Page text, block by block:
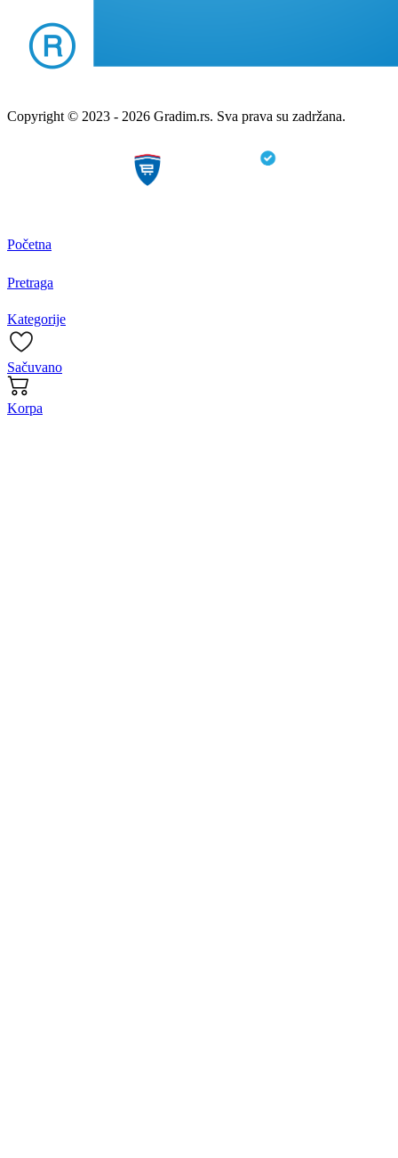
Copyright © 2023 - 2026 Gradim.rs. Sva prava su zadržana.
Početna
Pretraga
Kategorije
Sačuvano
Korpa